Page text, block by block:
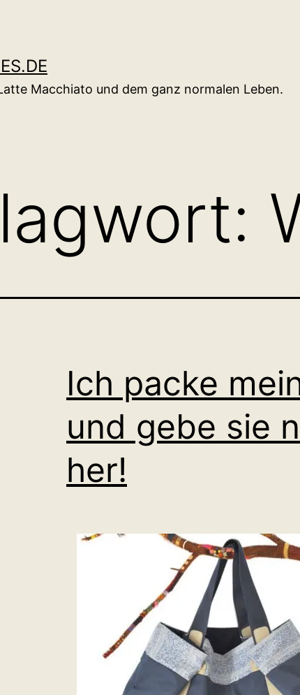
Macchiato und dem ganz normalen Leben.
Ich packe
und gebe sie
her!